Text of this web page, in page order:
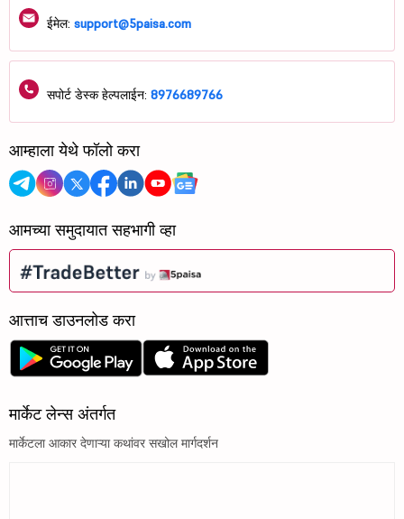
ईमेल: support@5paisa.com
सपोर्ट डेस्क हेल्पलाईन: 8976689766
आम्हाला येथे फॉलो करा
आमच्या समुदायात सहभागी व्हा
आत्ताच डाउनलोड करा
मार्केट लेन्स अंतर्गत
मार्केटला आकार देणाऱ्या कथांवर सखोल मार्गदर्शन